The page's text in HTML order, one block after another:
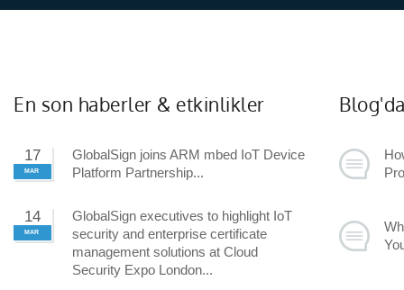
En son haberler & etkinlikler
17
MAR
GlobalSign joins ARM mbed IoT Device
Platform Partnership
14
MAR
GlobalSign executives to highlight IoT
security and enterprise certificate
management solutions at Cloud
Security Expo London